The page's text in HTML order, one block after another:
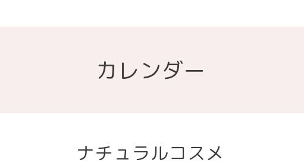
カレンダー
ナチュラルコスメ